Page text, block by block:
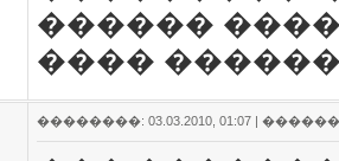
������
����
��������: 03.03.2010, 01:07 |